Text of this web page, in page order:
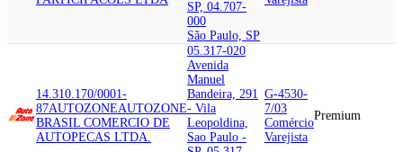
SP, 04.707-
000
São Paulo, SP
14.310.170/0001-
87AUTOZONEAUTOZONE
BRASIL COMERCIO DE
AUTOPECAS LTDA.
05.317-020
Avenida
Manuel
Bandeira, 291
- Vila
Leopoldina,
Sao Paulo -
G-4530-
7/03
Comércio
Varejista
Premium